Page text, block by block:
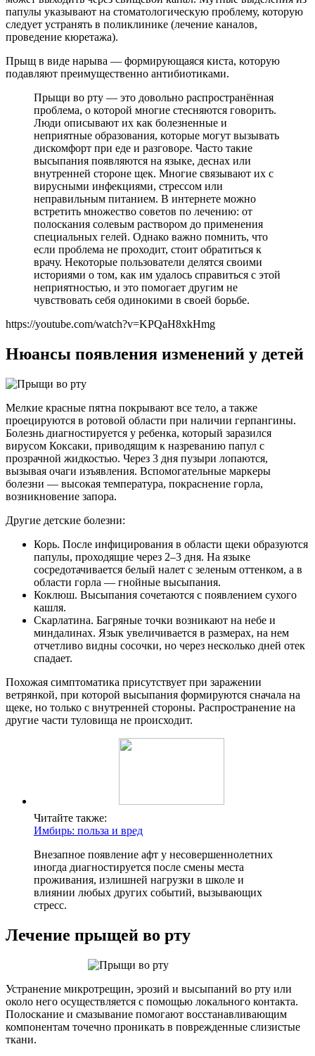
папулы указывают на стоматологическую проблему, которую
следует устранять в поликлинике (лечение каналов,
проведение кюретажа).
Прыщ в виде нарыва — формирующаяся киста, которую
подавляют преимущественно антибиотиками.
Прыщи во рту — это довольно распространённая
проблема, о которой многие стесняются говорить.
Люди описывают их как болезненные и
неприятные образования, которые могут вызывать
дискомфорт при еде и разговоре. Часто такие
высыпания появляются на языке, деснах или
внутренней стороне щек. Многие связывают их с
вирусными инфекциями, стрессом или
неправильным питанием. В интернете можно
встретить множество советов по лечению: от
полоскания солевым раствором до применения
специальных гелей. Однако важно помнить, что
если проблема не проходит, стоит обратиться к
врачу. Некоторые пользователи делятся своими
историями о том, как им удалось справиться с этой
неприятностью, и это помогает другим не
чувствовать себя одинокими в своей борьбе.
https://youtube.com/watch?v=KPQaH8xkHmg
Нюансы появления изменений у детей
Мелкие красные пятна покрывают все тело, а также
проецируются в ротовой области при наличии герпангины.
Болезнь диагностируется у ребенка, который заразился
вирусом Коксаки, приводящим к назреванию папул с
прозрачной жидкостью. Через 3 дня пузыри лопаются,
вызывая очаги изъявления. Вспомогательные маркеры
болезни — высокая температура, покраснение горла,
возникновение запора.
Другие детские болезни:
Корь. После инфицирования в области щеки образуются
папулы, проходящие через 2–3 дня. На языке
сосредотачивается белый налет с зеленым оттенком, а в
области горла — гнойные высыпания.
Коклюш. Высыпания сочетаются с появлением сухого
кашля.
Скарлатина. Багряные точки возникают на небе и
миндалинах. Язык увеличивается в размерах, на нем
отчетливо видны сосочки, но через несколько дней отек
спадает.
Похожая симптоматика присутствует при заражении
ветрянкой, при которой высыпания формируются сначала на
щеке, но только с внутренней стороны. Распространение на
другие части туловища не происходит.
Читайте также:
Имбирь: польза и вред
Внезапное появление афт у несовершеннолетних
иногда диагностируется после смены места
проживания, излишней нагрузки в школе и
влиянии любых других событий, вызывающих
стресс.
Лечение прыщей во рту
Устранение микротрещин, эрозий и высыпаний во рту или
около него осуществляется с помощью локального контакта.
Полоскание и смазывание помогают восстанавливающим
компонентам точечно проникать в поврежденные слизистые
ткани.